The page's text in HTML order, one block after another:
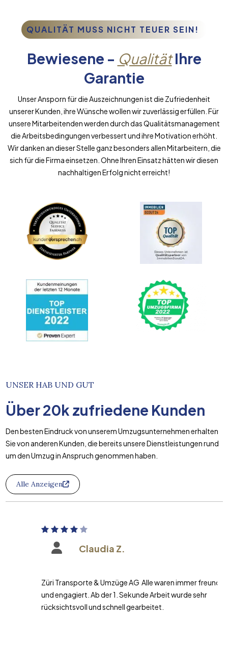
QUALITÄT MUSS NICHT TEUER SEIN!
Bewiesene - QualitätIhre
Garantie
Unser Ansporn für die Auszeichnungen ist die Zufriedenheit
unserer Kunden, ihre Wünsche wollen wir zuverlässig erfüllen. Für
unsere Mitarbeitenden werden durch das Qualitätsmanagement
die Arbeitsbedingungen verbessert und ihre Motivation erhöht.
Wir danken an dieser Stelle ganz besonders allen Mitarbeitern, die
sich für die Firma einsetzen. Ohne Ihren Einsatz hätten wir diesen
nachhaltigen Erfolg nicht erreicht!
UNSER HAB UND GUT
Über20k zufriedene Kunden
Den besten Eindruck von unserem Umzugsunternehmen erhalten
Sie von anderen Kunden, die bereits unsere Dienstleistungen rund
um den Umzug in Anspruch genommen haben.
Alle Anzeigen
Claudia Z.
Züri Transporte & Umzüge AG Alle waren immer freundlich
und engagiert. Ab der 1. Sekunde Arbeit wurde sehr
rücksichtsvoll und schnell gearbeitet.